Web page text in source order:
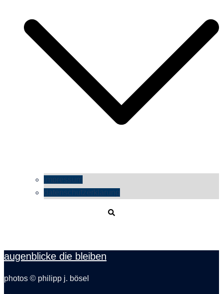
impressum
datenschutzerklärung
augenblicke die bleiben
photos © philipp j. bösel